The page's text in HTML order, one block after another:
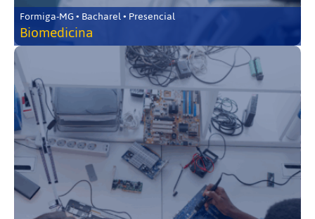
Formiga-MG • Bacharel • Presencial
Biomedicina